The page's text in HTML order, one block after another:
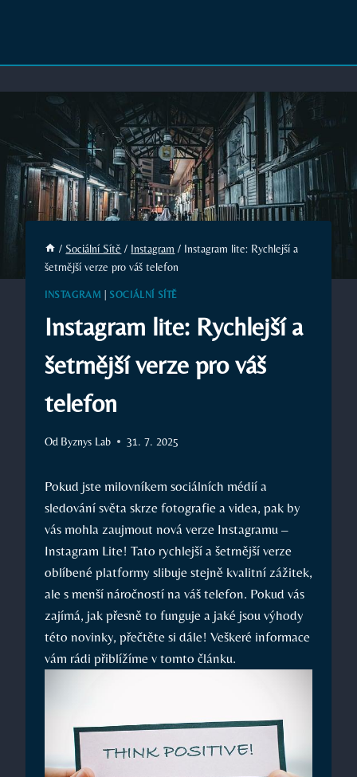
/ Sociální Sítě / Instagram / Instagram lite: Rychlejší a
šetrnější verze pro váš telefon
INSTAGRAM SOCIÁLNÍ SÍTĚ
Instagram lite: Rychlejší a
šetrnější verze pro váš
telefon
Od Byznys Lab 31. 7. 2025
Pokud jste milovníkem sociálních médií a
sledování světa skrze fotografie a videa, pak by
vás mohla zaujmout nová verze Instagramu –
Instagram Lite! Tato rychlejší a šetrnější verze
oblíbené platformy slibuje stejně kvalitní zážitek,
ale s menší náročností na váš telefon. Pokud vás
zajímá, jak přesně to funguje a jaké jsou výhody
této novinky, přečtěte si dále! Veškeré informace
vám rádi přiblížíme v tomto článku.